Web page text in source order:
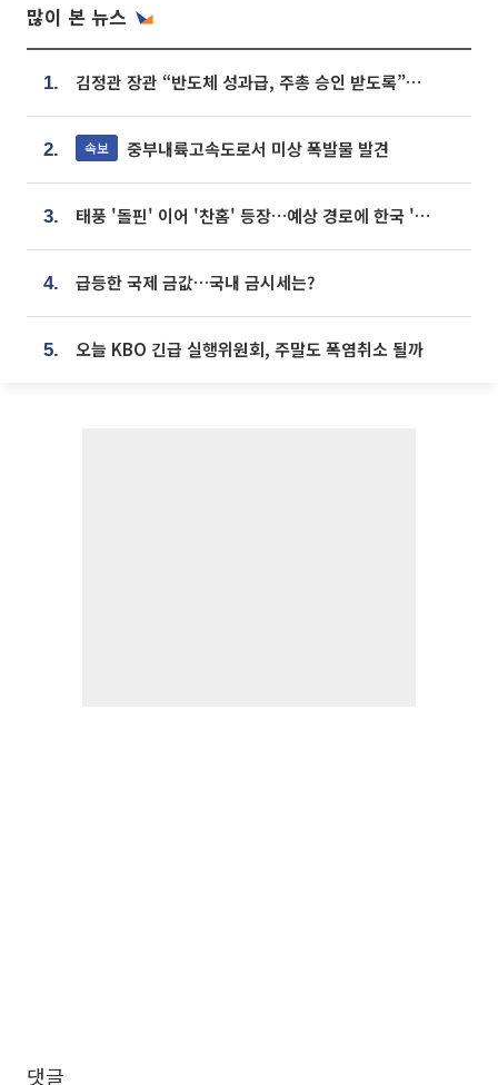
많이 본 뉴스
1. 김정관 장관 “반도체 성과급, 주총 승인 받도록”…상법·자본시장법 개정 시사
2. 속보 중부내륙고속도로서 미상 폭발물 발견
3. 태풍 '돌핀' 이어 '찬홈' 등장…예상 경로에 한국 '한숨'
4. 급등한 국제 금값…국내 금시세는?
5. 오늘 KBO 긴급 실행위원회, 주말도 폭염취소 될까
댓글